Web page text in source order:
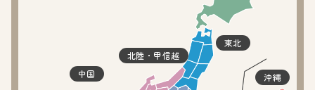
東北
北陸・甲信越
中国 沖縄